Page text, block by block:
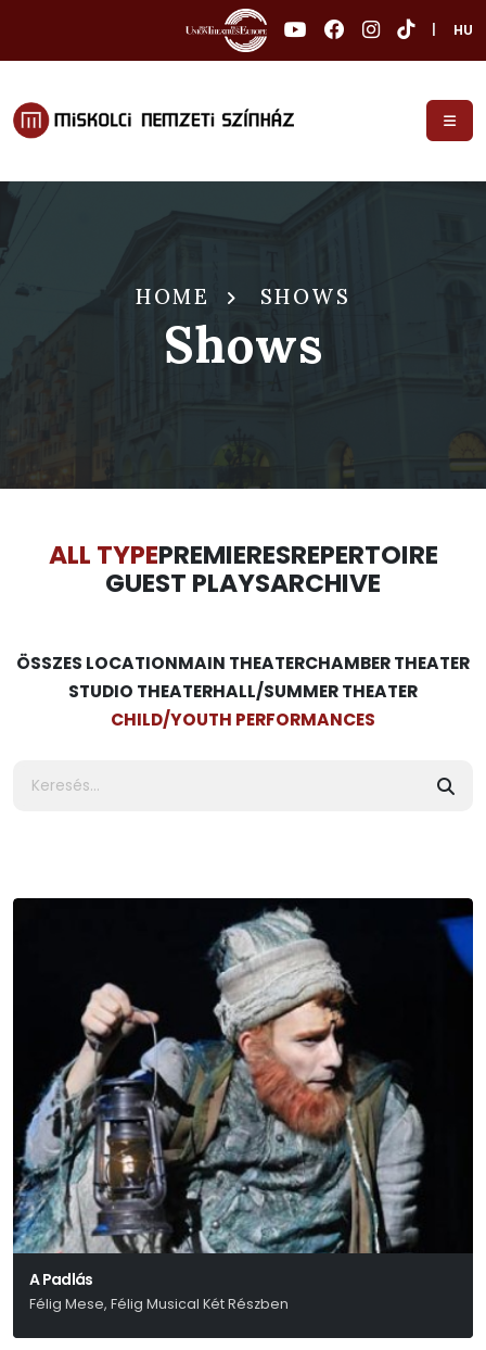
HU
HOME SHOWS
Shows
ALL TYPEPREMIERESREPERTOIRE
GUEST PLAYSARCHIVE
ÖSSZES LOCATIONMAIN THEATERCHAMBER THEATER
STUDIO THEATERHALL/SUMMER THEATER
CHILD/YOUTH PERFORMANCES
A Padlás
Félig Mese, Félig Musical Két Részben